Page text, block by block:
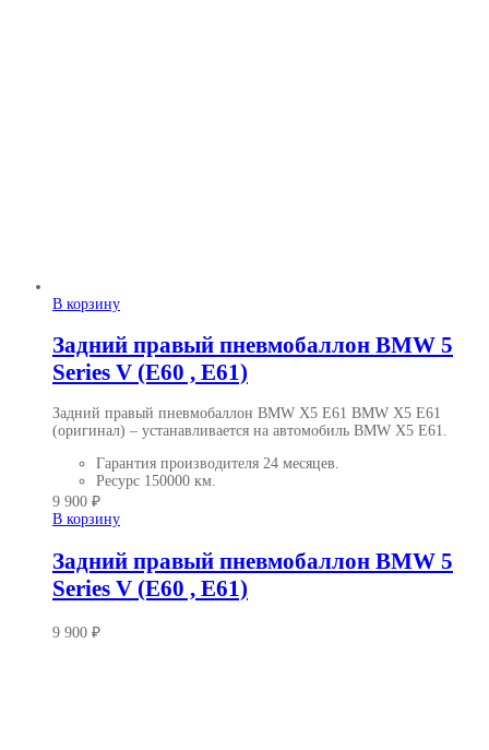
В корзину
Задний правый пневмобаллон BMW 5
Series V (E60 , E61)
Задний правый пневмобаллон BMW X5 E61 BMW X5 E61
(оригинал) – устанавливается на автомобиль BMW X5 E61.
Гарантия производителя 24 месяцев.
Ресурс 150000 км.
9 900 ₽
В корзину
Задний правый пневмобаллон BMW 5
Series V (E60 , E61)
9 900 ₽